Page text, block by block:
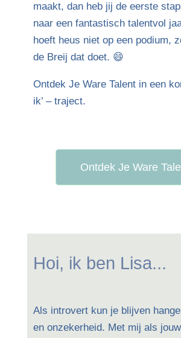
maakt, dan heb jij de eerste
naar een fantastisch talentvol
hoeft heus niet op een podium,
de Breij dat doet. 😄
Ontdek Je Ware Talent in een
ik’ – traject.
Ontdek Je Ware
Hoi, ik ben Lisa...
Als introvert kun je blijven
en onzekerheid. Met mij als